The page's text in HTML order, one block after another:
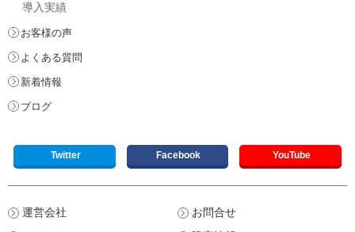
導入実績
お客様の声
よくある質問
新着情報
ブログ
Twitter Facebook YouTube
運営会社
お問合せ